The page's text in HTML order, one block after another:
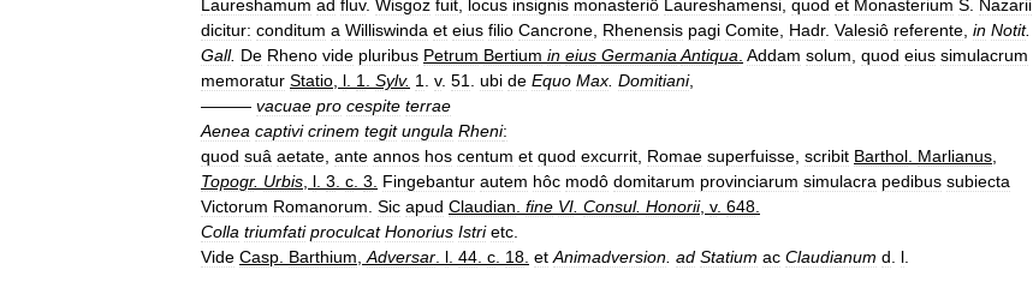
Laureshamum ad fluv. Wisgoz fuit locus insignis monasteriô Laureshamensi quod et Monasterium S Nazarii
dicitur: conditum a Williswinda et eius filio Cancrone Rhenensis pagi Comite Hadr. Valesiô referente in Notit.
Gall. De Rheno vide pluribus Petrum Bertium in eius Germania Antiqua Addam solum quod eius simulacrum
memoratur Statio l 1 Sylv. 1 v. 51 ubi de Equo Max Domitiani,
——— vacuae pro cespite terrae
Aenea captivi crinem tegit ungula Rheni:
quod suâ aetate ante annos hos centum et quod excurrit Romae superfuisse scribit Barthol Marlianus
Topogr. Urbis l 3 c 3 Fingebantur autem hôc modô domitarum provinciarum simulacra pedibus subiecta
Victorum Romanorum Sic apud Claudian fine VI Consul. Honorii, v. 648
Colla triumfati proculcat Honorius Istri etc
Vide Casp Barthium Adversar l 44 c 18 et Animadversion ad Statium ac Claudianum d l